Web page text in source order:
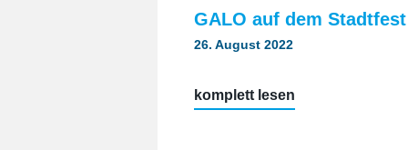
GALO auf dem
26. August 2022
„GALO
komplett lesen